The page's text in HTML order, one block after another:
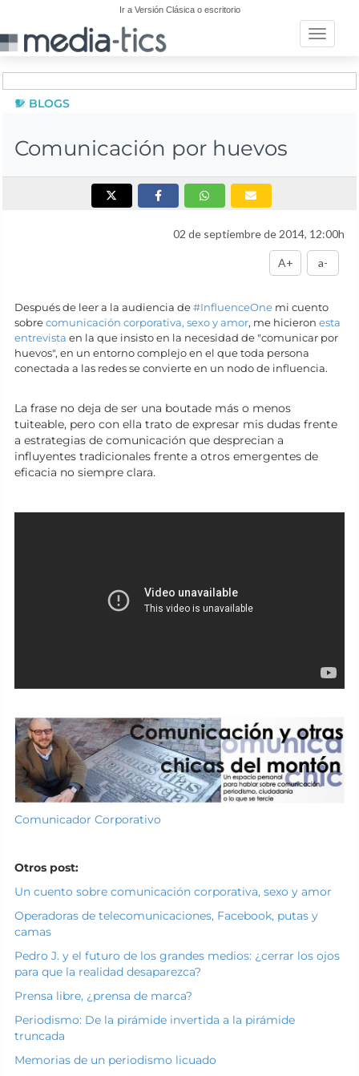
Ir a Versión Clásica o escritorio
Toggle
BLOGS
Comunicación por huevos
02 de septiembre de 2014, 12:00h
A+ a-
Después de leer a la audiencia de#InfluenceOne mi cuento
sobrecomunicación corporativa, sexo y amor, me hicieron esta
entrevista en la que insisto en la necesidad de "comunicar por
huevos", en un entorno complejo en el que toda persona
conectada a las redes se convierte en un nodo de influencia.
La frase no deja de ser una boutade más o menos
tuiteable, pero con ella trato de expresar mis dudas frente
a estrategias de comunicación que desprecian a
influyentes tradicionales frente a otros emergentes de
eficacia no siempre clara.
Comunicador Corporativo
Otros post:
Un cuento sobre comunicación corporativa, sexo y amor
Operadoras de telecomunicaciones, Facebook, putas y
camas
Pedro J. y el futuro de los grandes medios: ¿cerrar los ojos
para que la realidad desaparezca?
Prensa libre, ¿prensa de marca?
Periodismo: De la pirámide invertida a la pirámide
truncada
Memorias de un periodismo licuado